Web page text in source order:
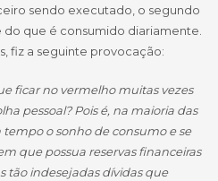
sendo executado, o segundo
do que é consumido diariamente.
fiz a seguinte provocação:
ficar no vermelho muitas vezes
pessoal? Pois é, na maioria das
tempo o sonho de consumo e se
que possua reservas financeiras
tão indesejadas dívidas que